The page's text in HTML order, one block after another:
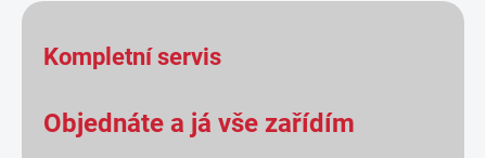
Kompletní servis
Objednáte a já vše zařídím